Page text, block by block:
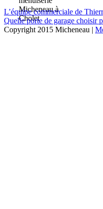
L’équipe commerciale de
Quelle porte de garage choisir
Copyright 2015 Micheneau |